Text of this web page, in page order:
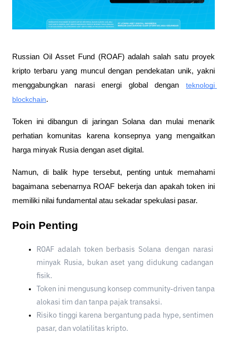
Russian Oil Asset Fund (ROAF) adalah salah satu proyek
kripto terbaru yang muncul dengan pendekatan unik, yakni
menggabungkan narasi energi global dengan teknologi
blockchain.
Token ini dibangun di jaringan Solana dan mulai menarik
perhatian komunitas karena konsepnya yang mengaitkan
harga minyak Rusia dengan aset digital.
Namun, di balik hype tersebut, penting untuk memahami
bagaimana sebenarnya ROAF bekerja dan apakah token ini
memiliki nilai fundamental atau sekadar spekulasi pasar.
Poin Penting
ROAF adalah token berbasis Solana dengan narasi
minyak Rusia, bukan aset yang didukung cadangan
fisik.
Token ini mengusung konsep community-driven tanpa
alokasi tim dan tanpa pajak transaksi.
Risiko tinggi karena bergantung pada hype, sentimen
pasar, dan volatilitas kripto.